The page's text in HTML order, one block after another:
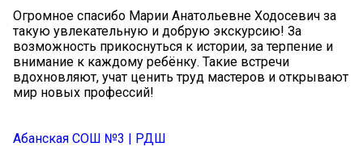
Огромное спасибо Марии Анатольевне Ходосевич за
такую увлекательную и добрую экскурсию! За
возможность прикоснуться к истории, за терпение и
внимание к каждому ребёнку. Такие встречи
вдохновляют, учат ценить труд мастеров и открывают
мир новых профессий!
Абанская СОШ №3 | РДШ